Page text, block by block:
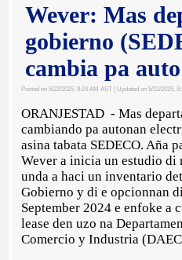
Wever: Mas
gobierno
cambia pa
Posted on 5/22/2025, 9:24 AM AST | Updated on 5/22/2025,
ORANJESTAD - Mas
cambiando pa autonan
asina tabata SEDECO. Aña
Wever a inicia un estudio di
unda a haci un inventario
Gobierno y di e opcionnan
September 2024 e enfoke a
lease den uzo na
Comercio y Industria